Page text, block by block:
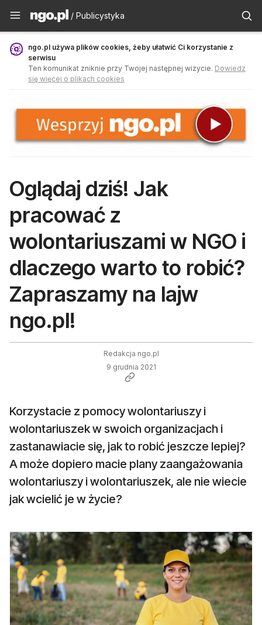
Publicystyka - ngo.pl
/ Publicystyka
ngo.pl używa plików cookies, żeby ułatwić Ci korzystanie z
serwisu
Ten komunikat zniknie przy Twojej następnej wizycie. Dowiedz
się więcej o plikach cookies
Oglądaj dziś! Jak
pracować z
wolontariuszami w NGO i
dlaczego warto to robić?
Zapraszamy na lajw
ngo.pl!
Redakcja ngo.pl
9 grudnia 2021
Korzystacie z pomocy wolontariuszy i
wolontariuszek w swoich organizacjach i
zastanawiacie się, jak to robić jeszcze lepiej?
A może dopiero macie plany zaangażowania
wolontariuszy i wolontariuszek, ale nie wiecie
jak wcielić je w życie?